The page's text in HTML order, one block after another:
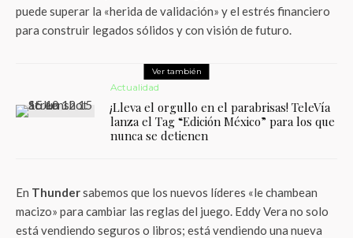
puede superar la «herida de validación» y el estrés financiero
para construir legados sólidos y con visión de futuro.
Ver también
Actualidad
¡Lleva el orgullo en el parabrisas! TeleVía
lanza el Tag “Edición México” para los que
nunca se detienen
En Thundersabemos que los nuevos líderes «le chambean
macizo» para cambiar las reglas del juego. Eddy Vera no solo
está vendiendo seguros o libros; está vendiendo una nueva